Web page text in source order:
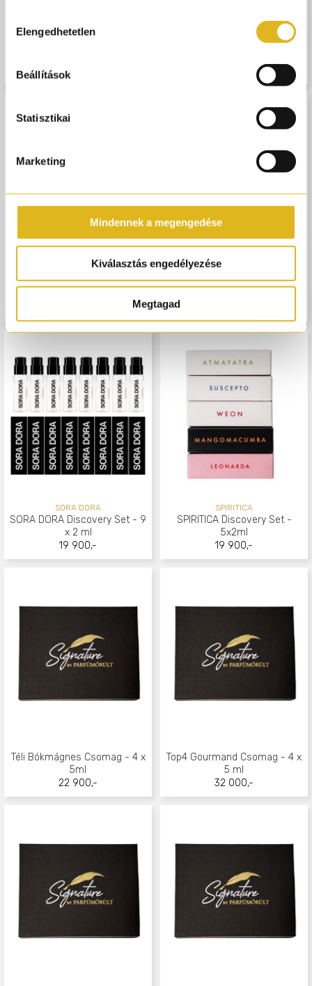
kiválasztása
Elengedhetetlen
Beállítások
Statisztikai
Marketing
Mindennek a megengedése
Kiválasztás engedélyezése
Megtagad
14 900,-
PERNOIRE
Pernoire Odus Discovery Set -
MAIORA PARFUM
Pina Loca Testápoló krém -
Salum Discovery Set - 6 x 2 ml
19 900,-
SORA DORA
SORA DORA Discovery Set - 9
x 2 ml
19 900,-
SPIRITICA
SPIRITICA Discovery Set -
5x2ml
22 900,-
Téli Bókmágnes Csomag - 4 x
5ml
32 000,-
Top4 Gourmand Csomag - 4 x
5 ml